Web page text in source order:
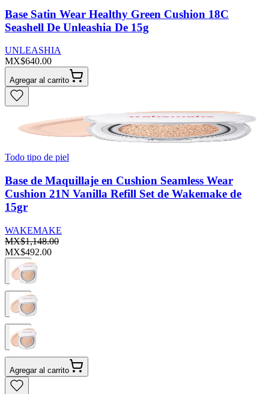
Base Satin Wear Healthy Green Cushion 18C
Seashell De Unleashia De 15g
UNLEASHIA
MX$640.00
Agregar al carrito
Todo tipo de piel
Base de Maquillaje en Cushion Seamless Wear
Cushion 21N Vanilla Refill Set de Wakemake de
15gr
WAKEMAKE
MX$1,148.00
MX$492.00
Agregar al carrito